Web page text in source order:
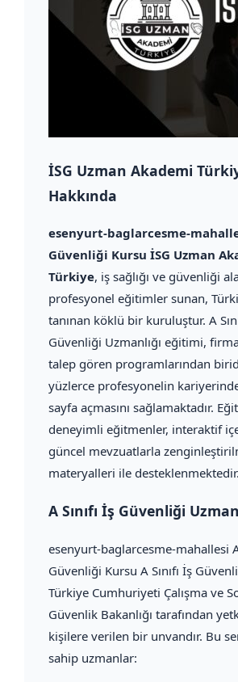
İSG Uzman Akademi
Hakkında
esenyurt-baglarcesme-
Güvenliği Kursu İSG Uzman
Türkiye, iş sağlığı ve güvenliği
profesyonel eğitimler sunan,
tanınan köklü bir kuruluştur. A
Güvenliği Uzmanlığı eğitimi,
talep gören programlarından
yüzlerce profesyonelin
sayfa açmasını sağlamaktadır.
deneyimli eğitmenler, interaktif
güncel mevzuatlarla
materyalleri ile desteklenmektedir.
A Sınıfı İş Güvenliği
esenyurt-baglarcesme-mahallesi A
Güvenliği Kursu A Sınıfı İş
Türkiye Cumhuriyeti Çalışma ve
Güvenlik Bakanlığı tarafından
kişilere verilen bir unvandır. Bu
sahip uzmanlar: